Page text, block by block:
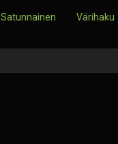
Satunnainen Värihaku